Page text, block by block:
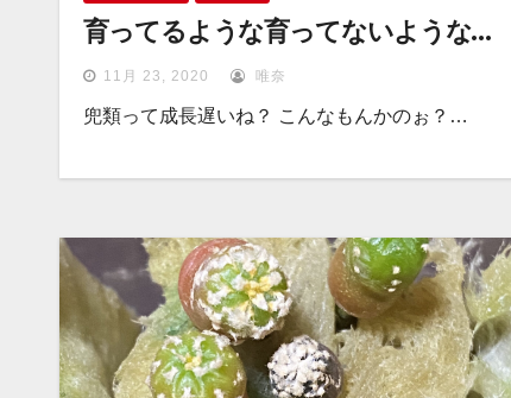
育ってるような育ってないような…
11月 23, 2020 唯奈
兜類って成長遅いね？ こんなもんかのぉ？…